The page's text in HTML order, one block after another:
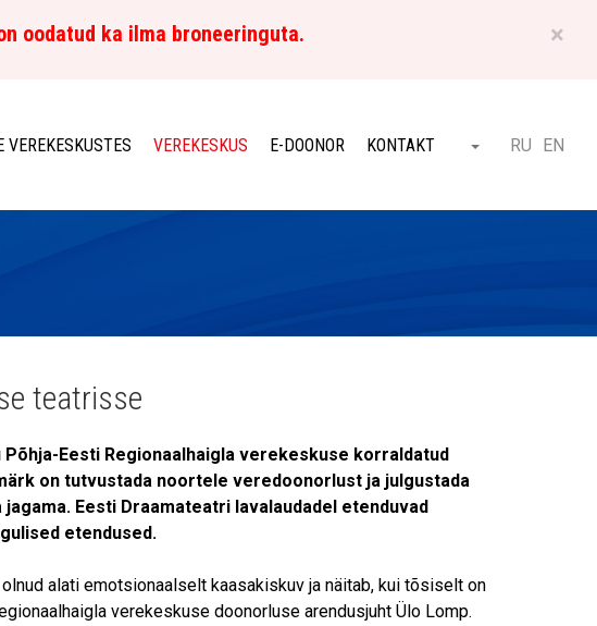
×
oodatud ka ilma broneeringuta.
VEREKESKUSTES VEREKESKUS E-DOONOR KONTAKT Otsi ET
RU EN
teatrisse
Eesti Regionaalhaigla verekeskuse korraldatud
on tutvustada noortele veredoonorlust ja julgustada
Eesti Draamateatri lavalaudadel etenduvad
etendused.
alati emotsionaalselt kaasakiskuv ja näitab, kui tõsiselt on
verekeskuse doonorluse arendusjuht Ülo Lomp.